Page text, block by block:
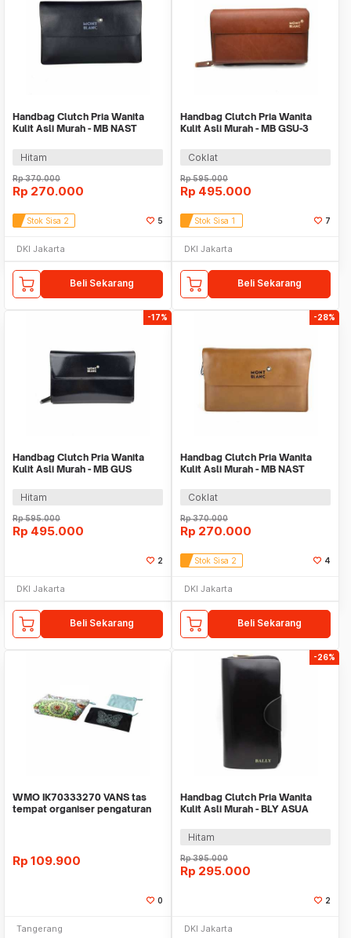
Handbag Clutch Pria Wanita
Kulit Asli Murah - MB NAST
Hitam
Rp370.000
Rp 270.000
Stok Sisa 2 5
DKI Jakarta
Beli Sekarang
Handbag Clutch Pria Wanita
Kulit Asli Murah - MB GSU-3
Coklat
Rp595.000
Rp 495.000
Stok Sisa 1 7
DKI Jakarta
Beli Sekarang
-17%
Handbag Clutch Pria Wanita
Kulit Asli Murah - MB GUS
Hitam
Rp595.000
Rp 495.000
2
DKI Jakarta
Beli Sekarang
-28%
Handbag Clutch Pria Wanita
Kulit Asli Murah - MB NAST
Coklat
Rp370.000
Rp 270.000
Stok Sisa 2 4
DKI Jakarta
Beli Sekarang
WMO IK70333270 VANS tas
tempat organiser pengaturan
Rp 109.900
0
Tangerang
-26%
Handbag Clutch Pria Wanita
Kulit Asli Murah - BLY ASUA
Hitam
Rp395.000
Rp 295.000
2
DKI Jakarta